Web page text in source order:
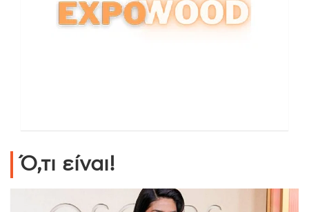
Ό,τι είναι!